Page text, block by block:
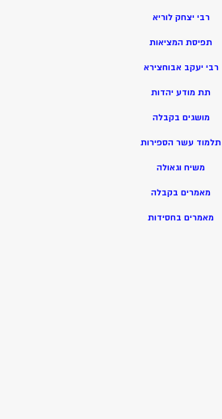
רבי יצחק לוריא
תפיסת המציאות
רבי יעקב אבוחצירא
תת מודע יהדות
מושגים בקבלה
תלמוד עשר הספירות
משיח וגאולה
מאמרים בקבלה
מאמרים בחסידות